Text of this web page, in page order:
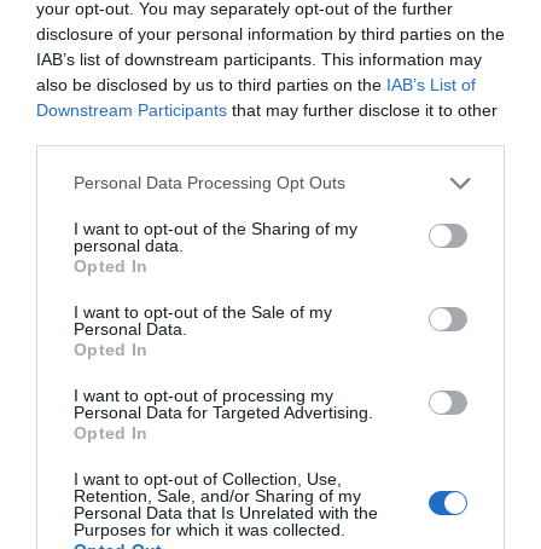
your opt-out. You may separately opt-out of the further
disclosure of your personal information by third parties on the
IAB’s list of downstream participants. This information may
also be disclosed by us to third parties on the IAB’s List of
Downstream Participants that may further disclose it to other
Please note that this website/app uses one or more Google
not limited to your visit or usage behaviour. You may click to
grant or deny consent to Google and its third-party tags to
use your data for below specified purposes in below Google
consent section.
Personal Data Processing Opt Outs
I want to opt-out of the Sharing of my
personal data.
Opted In
I want to opt-out of the Sale of my
Personal Data.
Opted In
I want to opt-out of processing my
Personal Data for Targeted Advertising.
Opted In
I want to opt-out of Collection, Use,
Retention, Sale, and/or Sharing of my
Personal Data that Is Unrelated with the
Purposes for which it was collected.
Παρακαλώ Περιμένετε...
ΔΕΥΤΕΡΑ – ΡΕΜΟΣ ΑΝΤΩΝΗΣ
Παρακαλώ Περιμένετε...
ΕΞΑΙΡΕΣΗ – ΒΙΣΣΗ ΑΝΝΑ